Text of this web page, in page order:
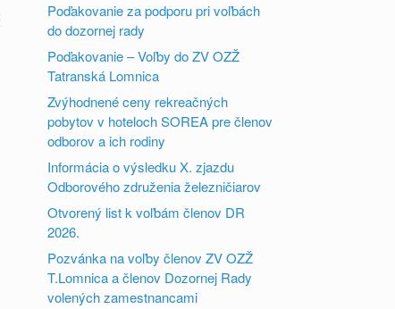
Poďakovanie za podporu pri voľbách
do dozornej rady
Poďakovanie – Voľby do ZV OZŽ
Tatranská Lomnica
Zvýhodnené ceny rekreačných
pobytov v hoteloch SOREA pre členov
odborov a ich rodiny
Informácia o výsledku X. zjazdu
Odborového združenia železničiarov
Otvorený list k voľbám členov DR
2026.
Pozvánka na voľby členov ZV OZŽ
T.Lomnica a členov Dozornej Rady
volených zamestnancami